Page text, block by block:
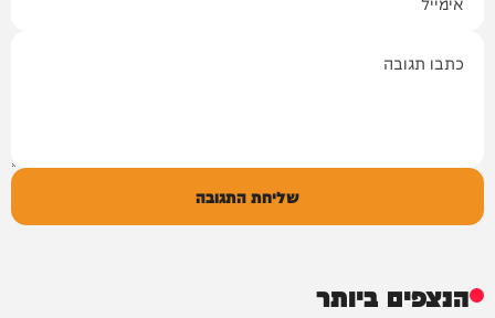
שליחת התגובה
הנצפים ביותר